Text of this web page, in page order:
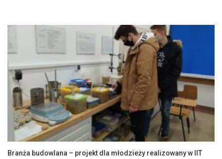
Branża budowlana – projekt dla młodzieży realizowany w IIT